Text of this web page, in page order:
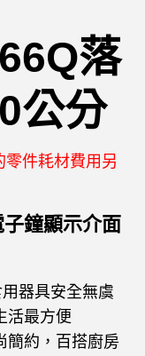
落
公分
件耗材費用另
鐘顯示介面
器具安全無虞
活最方便
簡約，百搭廚房